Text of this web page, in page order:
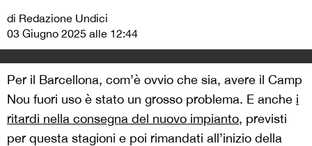
di Redazione Undici
03 Giugno 2025 alle 12:44
Per il Barcellona, com’è ovvio che sia, avere il Camp
Nou fuori uso è stato un grosso problema. E anche i
ritardi nella consegna del nuovo impianto, previsti
per questa stagioni e poi rimandati all’inizio della